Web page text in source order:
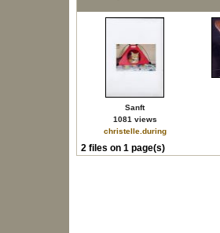
Sanft
1081 views
christelle.during
2 files on 1 page(s)